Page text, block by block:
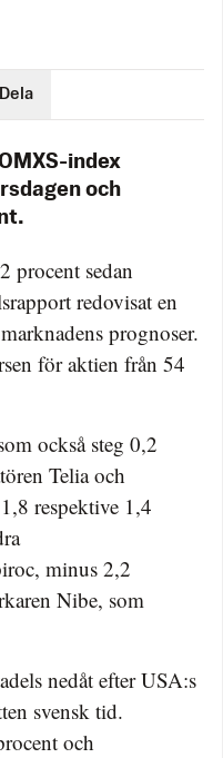
Dela
index
och
procent sedan
redovisat en
prognoser.
för aktien från 54
också steg 0,2
Telia och
respektive 1,4
minus 2,2
Nibe, som
nedåt efter USA:s
svensk tid.
och